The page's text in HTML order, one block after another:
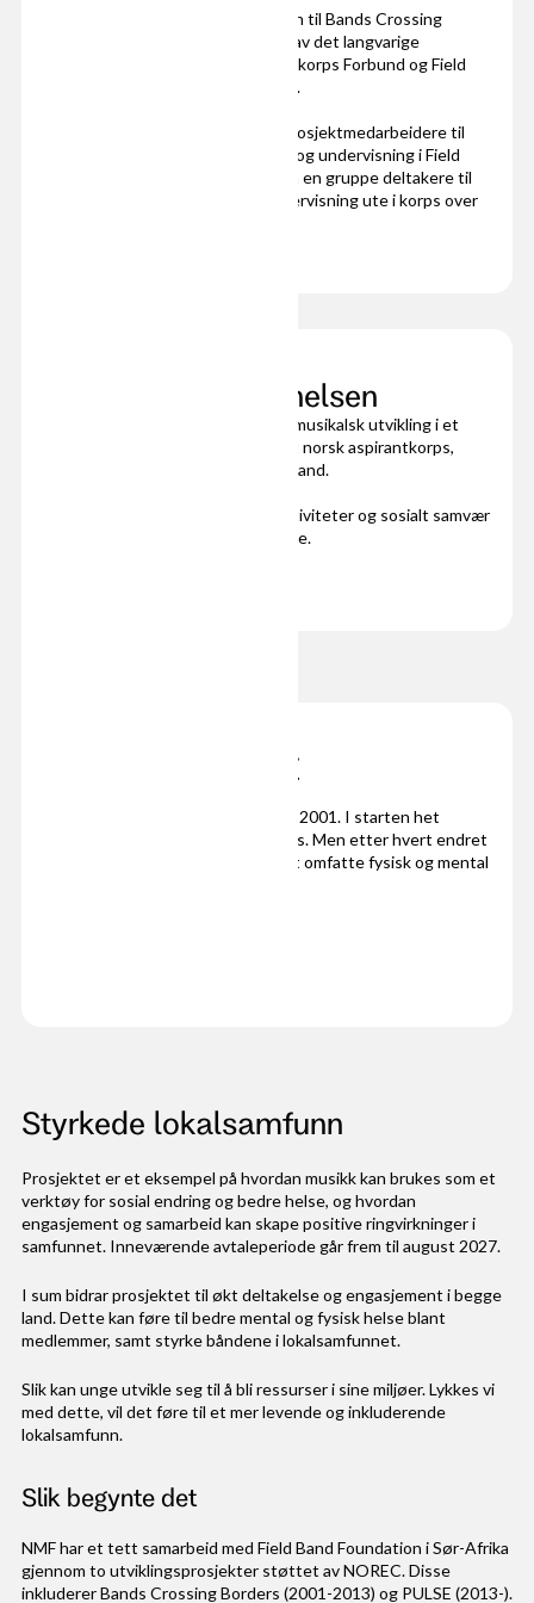
PULSE bygger videre på suksessen til Bands Crossing
Borders (BCB), som er et resultat av det langvarige
samarbeidet mellom Norges Musikkorps Forbund og Field
Band Foundation (FBF) i Sør-Afrika.
Hvert år sender NMF en gruppe prosjektmedarbeidere til
Sør-Afrika for å jobbe med musikk og undervisning i Field
Band Foundation. FBF sender også en gruppe deltakere til
Norge for å jobbe med musikkundervisning ute i korps over
Musikk er bra for helsen
Å være med i et korps handler om musikalsk utvikling i et
sosialt fellesskap, enten det er i et norsk aspirantkorps,
elitekorps eller sørafrikansk field band.
Nyere forskning viser at musikkaktiviteter og sosialt samvær
kan forbedre livskvaliteten og helse.
Fra BCB til PULSE
Prosjektet så dagens lys allerede i 2001. I starten het
prosjektet Bands Crossing Borders. Men etter hvert endret
prosjektet seg til å først og fremst omfatte fysisk og mental
Styrkede lokalsamfunn
Prosjektet er et eksempel på hvordan musikk kan brukes som et
verktøy for sosial endring og bedre helse, og hvordan
engasjement og samarbeid kan skape positive ringvirkninger i
samfunnet. Inneværende avtaleperiode går frem til august 2027.
I sum bidrar prosjektet til økt deltakelse og engasjement i begge
land. Dette kan føre til bedre mental og fysisk helse blant
medlemmer, samt styrke båndene i lokalsamfunnet.
Slik kan unge utvikle seg til å bli ressurser i sine miljøer. Lykkes vi
med dette, vil det føre til et mer levende og inkluderende
lokalsamfunn.
Slik begynte det
NMF har et tett samarbeid med Field Band Foundation i Sør-Afrika
gjennom to utviklingsprosjekter støttet av NOREC. Disse
inkluderer Bands Crossing Borders (2001-2013) og PULSE (2013-).